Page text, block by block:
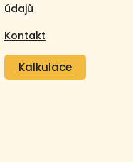
údajů
Kontakt
Kalkulace